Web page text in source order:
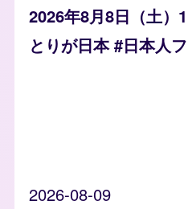
2026年8月8日（土）
とりが日本 #日本人
2026-08-09